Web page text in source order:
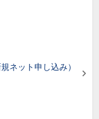
ネット申し込み）